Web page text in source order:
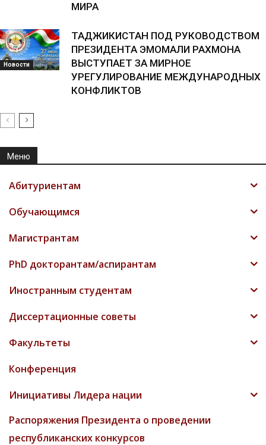
МИРА
Новости
ТАДЖИКИСТАН ПОД РУКОВОДСТВОМ
ПРЕЗИДЕНТА ЭМОМАЛИ РАХМОНА
ВЫСТУПАЕТ ЗА МИРНОЕ
УРЕГУЛИРОВАНИЕ МЕЖДУНАРОДНЫХ
КОНФЛИКТОВ
Меню
Абитуриентам
Обучающимся
Магистрантам
PhD докторантам/аспирантам
Иностранным студентам
Диссертационные советы
Факультеты
Конференция
Инициативы Лидера нации
Распоряжения Президента о проведении
республиканских конкурсов